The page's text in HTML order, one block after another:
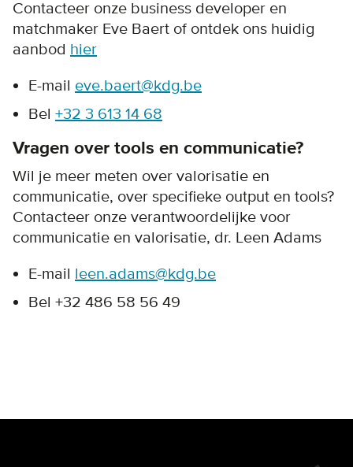
Contacteer onze business developer en
matchmaker Eve Baert of ontdek ons huidig
aanbod hier
E-mail eve.baert@kdg.be
Bel +32 3 613 14 68
Vragen over tools en communicatie?
Wil je meer meten over valorisatie en
communicatie, over specifieke output en tools?
Contacteer onze verantwoordelijke voor
communicatie en valorisatie, dr. Leen Adams
E-mail leen.adams@kdg.be
Bel +32 486 58 56 49